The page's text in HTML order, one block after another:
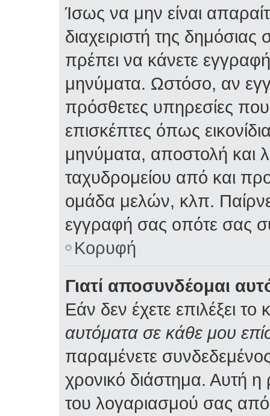
Ίσως να μην είναι
διαχειριστή της δημόσιας
πρέπει να κάνετε
μηνύματα. Ωστόσο, αν
πρόσθετες υπηρεσίες που
επισκέπτες όπως
μηνύματα, αποστολή και
ταχυδρομείου από και
ομάδα μελών, κλπ.
εγγραφή σας οπότε σας
Κορυφή
Γιατί αποσυνδέομαι
Εάν δεν έχετε επιλέξει το
αυτόματα σε κάθε μου
παραμένετε
χρονικό διάστημα. Αυτή
του λογαριασμού σας